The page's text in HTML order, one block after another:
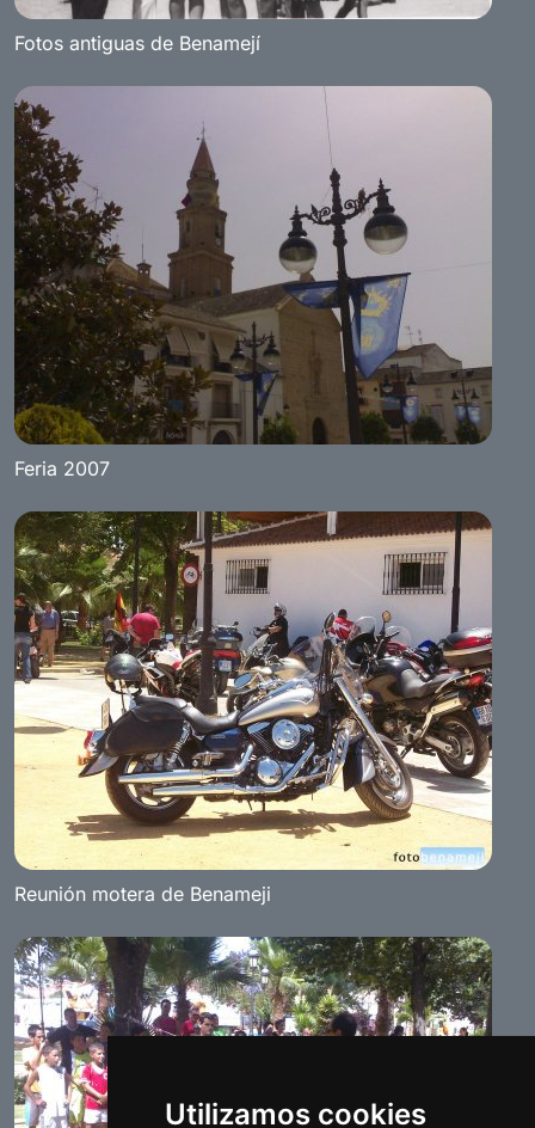
Utilizamos cookies
Fotos antiguas de Benamejí
Feria 2007
Reunión motera de Benameji